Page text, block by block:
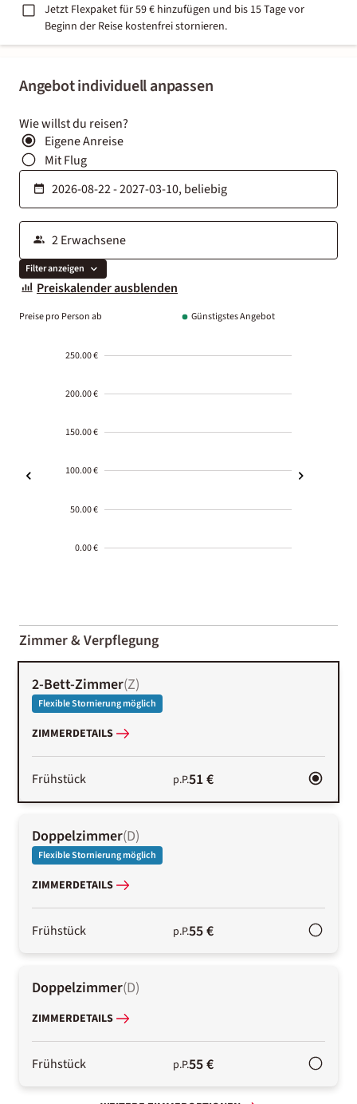
Angebot individuell anpassen
Wie willst du reisen?
Eigene Anreise
Mit Flug
Filter anzeigen
Preiskalender ausblenden
Preise pro Person ab Günstigstes Angebot
250.00 €
200.00 €
150.00 €
100.00 €
50.00 €
0.00 €
01-02
Zimmer & Verpflegung
2-Bett-Zimmer(Z)
Flexible Stornierung möglich
ZIMMERDETAILS
Frühstück p.P.51 €
Doppelzimmer(D)
Flexible Stornierung möglich
ZIMMERDETAILS
Frühstück p.P.55 €
Doppelzimmer(D)
ZIMMERDETAILS
Frühstück p.P.55 €
Jetzt Flexpaket für 59 € hinzufügen und bis 15 Tage vor
Beginn der Reise kostenfrei stornieren.